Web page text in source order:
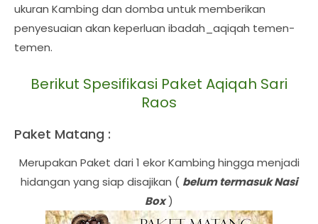
ukuran Kambing dan domba untuk memberikan
penyesuaian akan keperluan ibadah_aqiqah temen-
temen.
Berikut Spesifikasi Paket Aqiqah Sari
Raos
Paket Matang :
Merupakan Paket dari 1 ekor Kambing hingga menjadi
hidangan yang siap disajikan ( belum termasuk Nasi
Box)